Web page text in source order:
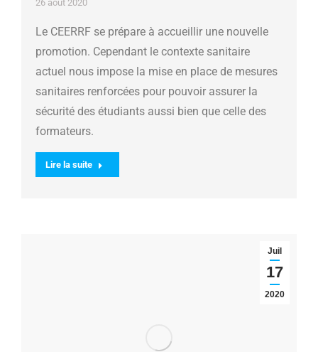
26 août 2020
Le CEERRF se prépare à accueillir une nouvelle
promotion. Cependant le contexte sanitaire
actuel nous impose la mise en place de mesures
sanitaires renforcées pour pouvoir assurer la
sécurité des étudiants aussi bien que celle des
formateurs.
Lire la suite
Juil
17
2020